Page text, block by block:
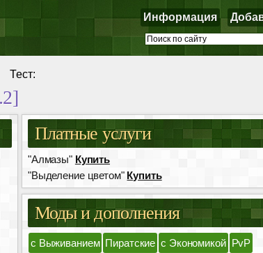
Информация
Тест:
Платные услуги
"Алмазы" Купить
"Выделение цветом" Купить
Моды и дополнения
с Выживанием Пиратские с Экономикой PvP